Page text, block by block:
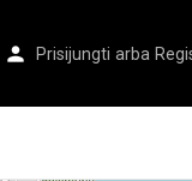
Prisijungti arba